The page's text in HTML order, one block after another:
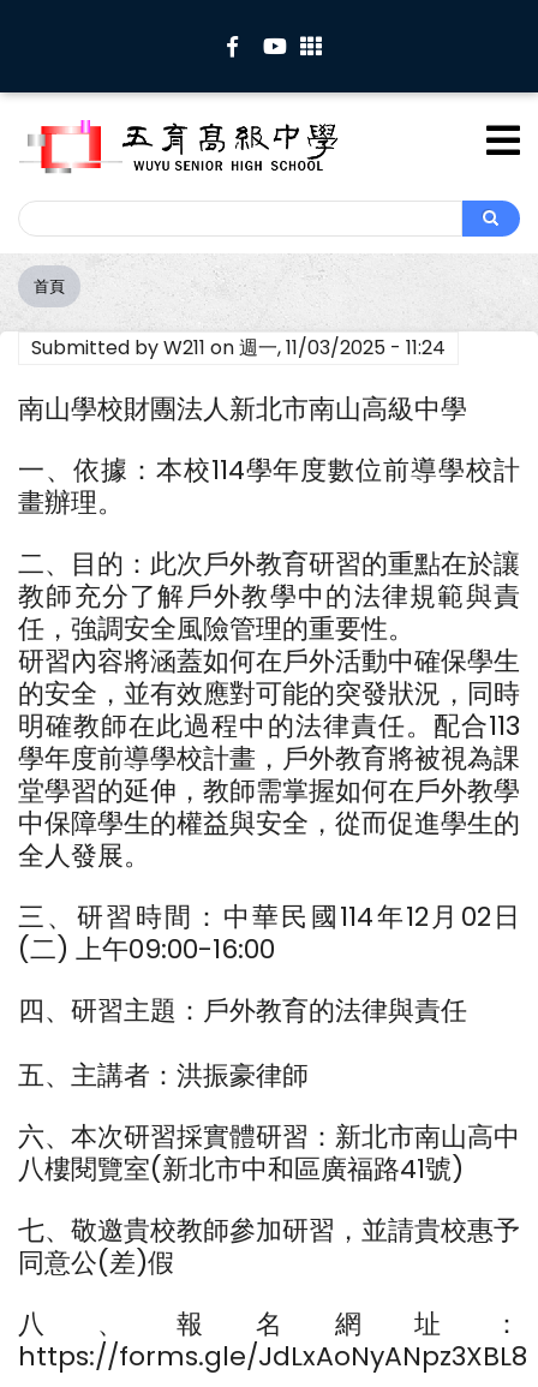
內
Search
Search
導
航
連
首頁
Submitted byW211 on週一, 11/03/2025 - 11:24
南山學校財團法人新北市南山高級中學
一、依據：本校114學年度數位前導學校計
畫辦理。
二、目的：此次戶外教育研習的重點在於讓
教師充分了解戶外教學中的法律規範與責
任，強調安全風險管理的重要性。
研習內容將涵蓋如何在戶外活動中確保學生
的安全，並有效應對可能的突發狀況，同時
明確教師在此過程中的法律責任。配合113
學年度前導學校計畫，戶外教育將被視為課
堂學習的延伸，教師需掌握如何在戶外教學
中保障學生的權益與安全，從而促進學生的
全人發展。
三、研習時間：中華民國114年12月02日
(二) 上午09:00-16:00
四、研習主題：戶外教育的法律與責任
五、主講者：洪振豪律師
六、本次研習採實體研習：新北市南山高中
八樓閱覽室(新北市中和區廣福路41號)
七、敬邀貴校教師參加研習，並請貴校惠予
同意公(差)假
八、報名網址：
https://forms.gle/JdLxAoNyANpz3XBL8